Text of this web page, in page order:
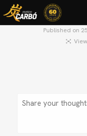
BLOG
Published on